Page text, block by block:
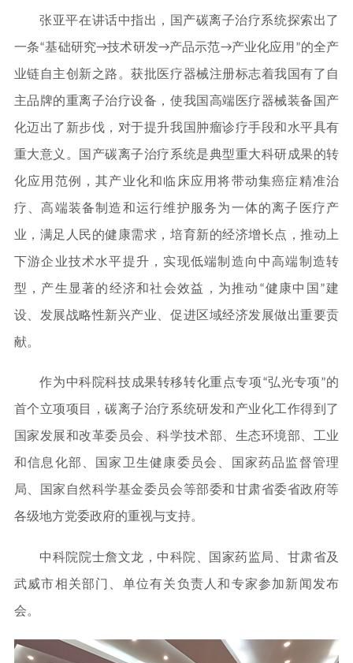
张亚平在讲话中指出，国产碳离子治疗系统探索出了
一条“基础研究→技术研发→产品示范→产业化应用”的全产
业链自主创新之路。获批医疗器械注册标志着我国有了自
主品牌的重离子治疗设备，使我国高端医疗器械装备国产
化迈出了新步伐，对于提升我国肿瘤诊疗手段和水平具有
重大意义。国产碳离子治疗系统是典型重大科研成果的转
化应用范例，其产业化和临床应用将带动集癌症精准治
疗、高端装备制造和运行维护服务为一体的离子医疗产
业，满足人民的健康需求，培育新的经济增长点，推动上
下游企业技术水平提升，实现低端制造向中高端制造转
型，产生显著的经济和社会效益，为推动“健康中国”建
设、发展战略性新兴产业、促进区域经济发展做出重要贡
献。
作为中科院科技成果转移转化重点专项“弘光专项”的
首个立项项目，碳离子治疗系统研发和产业化工作得到了
国家发展和改革委员会、科学技术部、生态环境部、工业
和信息化部、国家卫生健康委员会、国家药品监督管理
局、国家自然科学基金委员会等部委和甘肃省委省政府等
各级地方党委政府的重视与支持。
中科院院士詹文龙，中科院、国家药监局、甘肃省及
武威市相关部门、单位有关负责人和专家参加新闻发布
会。